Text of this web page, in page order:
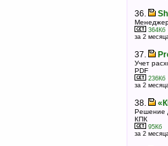
36.
Менеджер
364Кб
за 2
37.
Учет
PDF
236Кб
за 2
38.
Решение
КПК
95Кб
за 2